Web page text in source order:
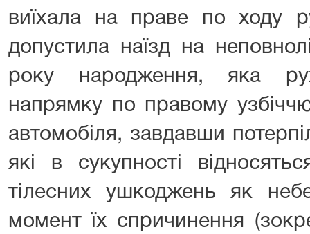
виїхала на праве по ходу
допустила наїзд на
року народження, яка
напрямку по правому
автомобіля, завдавши
які в сукупності
тілесних ушкоджень як
момент їх спричинення